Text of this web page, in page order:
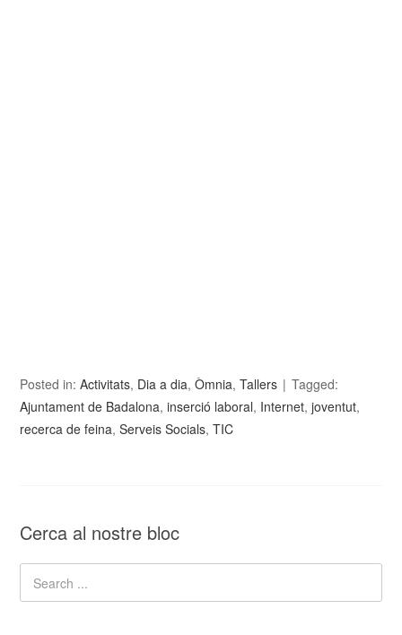
Posted in:Activitats, Dia a dia,Òmnia,Tallers
Tagged:
Ajuntament de Badalona,inserció laboral, Internet,joventut,
recerca de feina,Serveis Socials,TIC
Cerca al nostre bloc